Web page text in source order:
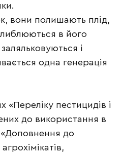
вони полишають плід,
в його
і
одна генерація
«Переліку пестицидів і
до використання в
«Доповнення до